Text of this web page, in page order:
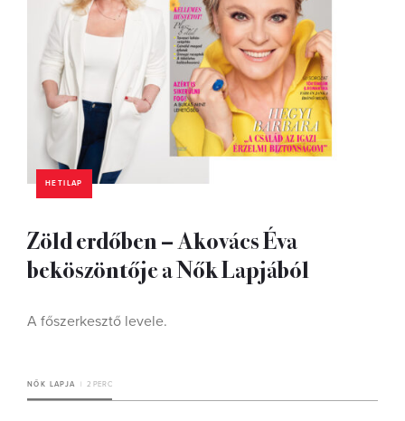
HETILAP
Zöld erdőben – Akovács Éva
beköszöntője a Nők Lapjából
A főszerkesztő levele.
NŐK LAPJA 2 PERC